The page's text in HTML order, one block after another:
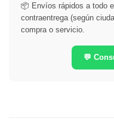
📦 Envíos rápidos a todo
contraentrega (según
compra o servicio.
💬